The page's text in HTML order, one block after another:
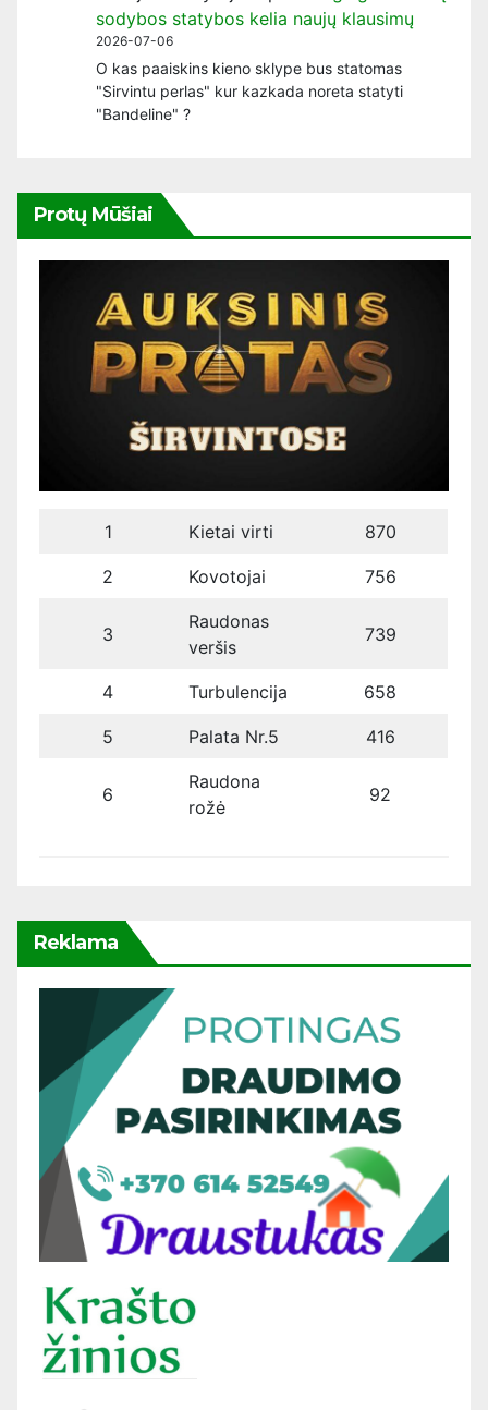
sodybos statybos kelia naujų klausimų
2026-07-06
O kas paaiskins kieno sklype bus statomas
"Sirvintu perlas" kur kazkada noreta statyti
"Bandeline" ?
Protų Mūšiai
1 Kietai virti 870
2 Kovotojai 756
3
Raudonas
veršis
739
4 Turbulencija 658
5 Palata Nr.5 416
6
Raudona
rožė
92
Reklama